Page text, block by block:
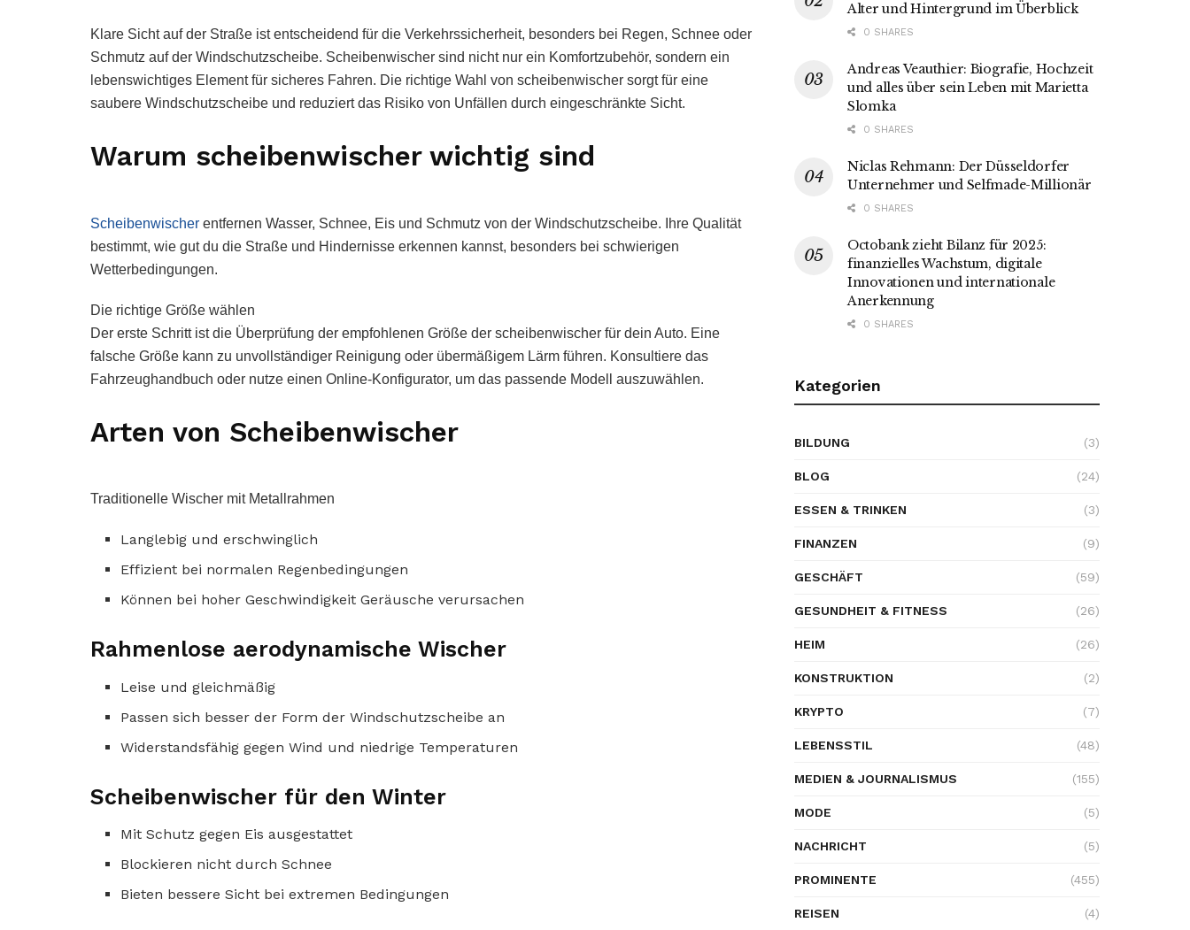
Klare Sicht auf der Straße ist entscheidend für die Verkehrssicherheit, besonders bei Regen, Schnee oder
Schmutz auf der Windschutzscheibe. Scheibenwischer sind nicht nur ein Komfortzubehör, sondern ein
lebenswichtiges Element für sicheres Fahren. Die richtige Wahl von scheibenwischer sorgt für eine
saubere Windschutzscheibe und reduziert das Risiko von Unfällen durch eingeschränkte Sicht.
Warum scheibenwischer wichtig sind
Scheibenwischer entfernen Wasser, Schnee, Eis und Schmutz von der Windschutzscheibe. Ihre Qualität
bestimmt, wie gut du die Straße und Hindernisse erkennen kannst, besonders bei schwierigen
Wetterbedingungen.
Die richtige Größe wählen
Der erste Schritt ist die Überprüfung der empfohlenen Größe der scheibenwischer für dein Auto. Eine
falsche Größe kann zu unvollständiger Reinigung oder übermäßigem Lärm führen. Konsultiere das
Fahrzeughandbuch oder nutze einen Online-Konfigurator, um das passende Modell auszuwählen.
Arten von Scheibenwischer
Traditionelle Wischer mit Metallrahmen
Langlebig und erschwinglich
Effizient bei normalen Regenbedingungen
Können bei hoher Geschwindigkeit Geräusche verursachen
Rahmenlose aerodynamische Wischer
Leise und gleichmäßig
Passen sich besser der Form der Windschutzscheibe an
Widerstandsfähig gegen Wind und niedrige Temperaturen
Scheibenwischer für den Winter
Mit Schutz gegen Eis ausgestattet
Blockieren nicht durch Schnee
Bieten bessere Sicht bei extremen Bedingungen
Alter und Hintergrund im Überblick
0 SHARES
Andreas Veauthier: Biografie, Hochzeit
und alles über sein Leben mit Marietta
Slomka
0 SHARES
Niclas Rehmann: Der Düsseldorfer
Unternehmer und Selfmade-Millionär
0 SHARES
Octobank zieht Bilanz für 2025:
finanzielles Wachstum, digitale
Innovationen und internationale
Anerkennung
0 SHARES
Kategorien
BILDUNG (3)
BLOG (24)
ESSEN & TRINKEN (3)
FINANZEN (9)
GESCHÄFT (59)
GESUNDHEIT & FITNESS (26)
HEIM (26)
KONSTRUKTION (2)
KRYPTO (7)
LEBENSSTIL (48)
MEDIEN & JOURNALISMUS (155)
MODE (5)
NACHRICHT (5)
PROMINENTE (455)
REISEN (4)